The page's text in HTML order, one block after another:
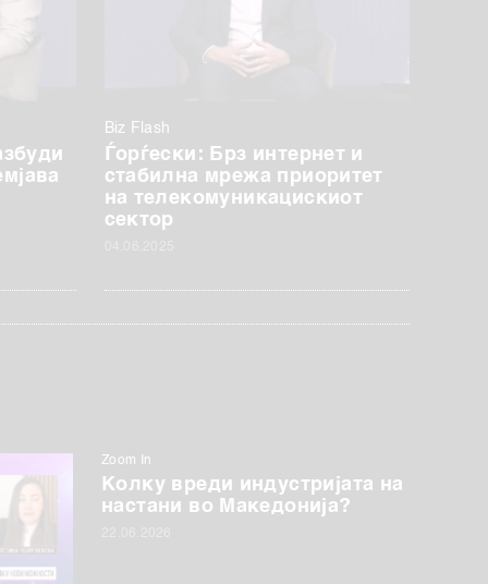
Biz Flash
Ѓорѓески: Брз интернет и
стабилна мрежа приоритет
на телекомуникацискиот
сектор
Zoom In
Колку вреди индустријата на
настани во Македонија?